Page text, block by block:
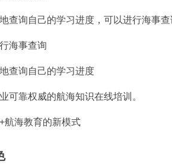
查询自己的学习进度，可以进行海事查
海事查询
查询自己的学习进度
可靠权威的航海知识在线培训。
航海教育的新模式